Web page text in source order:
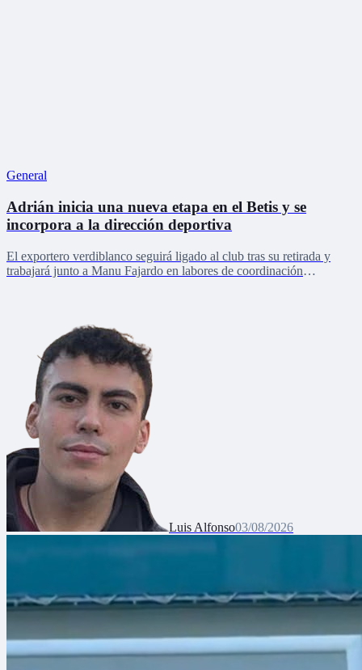
General
Adrián inicia una nueva etapa en el Betis y se
incorpora a la dirección deportiva
El exportero verdiblanco seguirá ligado al club tras su retirada y
trabajará junto a Manu Fajardo en labores de coordinación
Luis Alfonso03/08/2026